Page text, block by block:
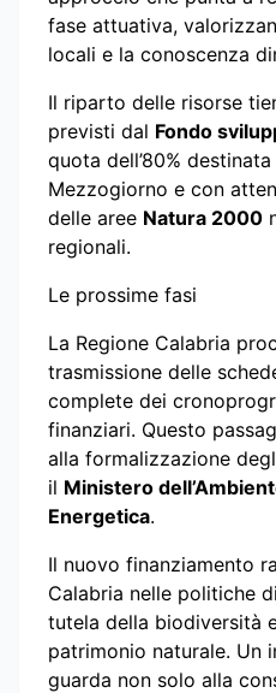
fase attuativa,
locali e la conoscenza
Il riparto delle risorse
previsti dal Fondo
quota dell’80%
Mezzogiorno e con
delle aree Natura 2000
regionali.
Le prossime fasi
La Regione Calabria
trasmissione delle
complete dei
finanziari. Questo
alla formalizzazione
il Ministero
Energetica.
Il nuovo finanziamento
Calabria nelle politiche di
tutela della biodiversità
patrimonio naturale. Un
guarda non solo alla